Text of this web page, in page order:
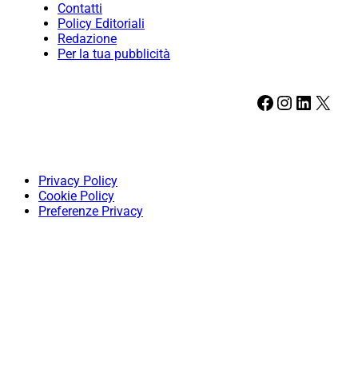
Contatti
Policy Editoriali
Redazione
Per la tua pubblicità
Facebook Instagram LinkedIn X
Privacy Policy
Cookie Policy
Preferenze Privacy